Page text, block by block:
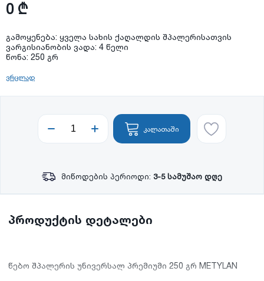
0 ₾
გამოყენება: ყველა სახის ქაღალდის შპალერისათვის
ვარგისიანობის ვადა: 4 წელი
წონა: 250 გრ
ვრცლად
კალათაში
მიწოდების პერიოდი: 3-5 სამუშაო დღე
პროდუქტის დეტალები
წებო შპალერის უნივერსალ პრემიუმი 250 გრ METYLAN